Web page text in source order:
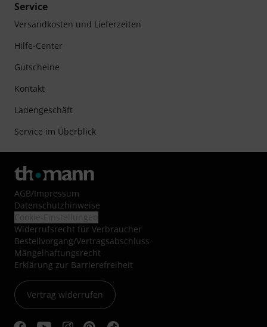
Service
Versandkosten und Lieferzeiten
Hilfe-Center
Gutscheine
Kontakt
Ladengeschäft
Service im Überblick
AGB/Impressum
Datenschutzhinweise
Widerrufsrecht für Verbraucher
Bestellvorgang/Vertragsabschluss
Mängelhaftungsrecht
Erklärung zur Barrierefreiheit
Vertrag widerrufen